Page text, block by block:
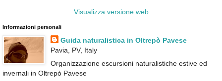
Visualizza versione web
Informazioni personali
Guida naturalistica in Oltrepò Pavese
Pavia, PV, Italy
Organizzazione escursioni naturalistiche estive ed
invernali in Oltrepò Pavese